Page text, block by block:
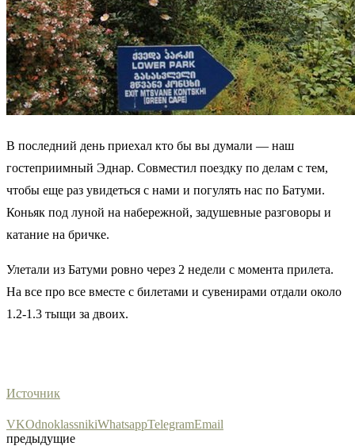
В последний день приехал кто бы вы думали — наш
гостеприимный Эднар. Совместил поездку по делам с тем,
чтобы еще раз увидеться с нами и погулять нас по Батуми.
Коньяк под луной на набережной, задушевные разговоры и
катание на бричке.
Улетали из Батуми ровно через 2 недели с момента прилета.
На все про все вместе с билетами и сувенирами отдали около
1.2-1.3 тыщи за двоих.
Источник
VKOdnoklassnikiWhatsappTelegramEmail
предыдущие